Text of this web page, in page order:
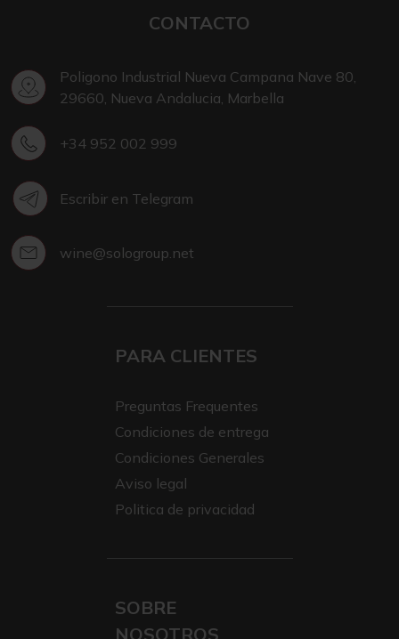
CONTACTO
Poligono Industrial Nueva Campana Nave 80,
29660, Nueva Andalucia, Marbella
+34 952 002 999
Escribir en Telegram
wine@sologroup.net
PARA CLIENTES
Preguntas Frequentes
Condiciones de entrega
Condiciones Generales
Aviso legal
Politica de privacidad
SOBRE
NOSOTROS